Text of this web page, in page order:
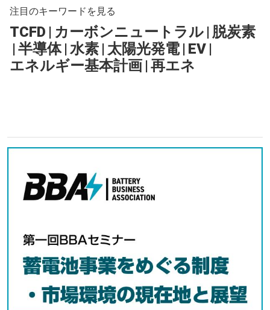
注目のキーワードを見る
TCFD | カーボンニュートラル | 脱炭素
|半導体 |水素 | 太陽光発電 | EV |
エネルギー基本計画 |再エネ